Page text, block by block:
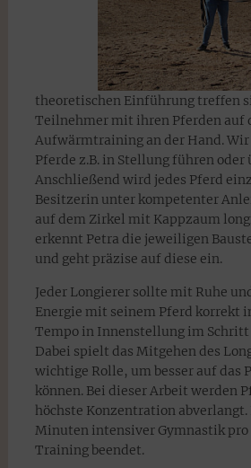
theoretischen Einführung treffen
Teilnehmer mit ihren Pferden auf
Aufwärmtraining an der Hand.
Pferde z.B. in Stellung führen oder
Anschließend wird jedes Pferd
Besitzerin unter kompetenter
auf dem Zirkel mit Kappzaum
erkennt Petra die jeweiligen
und geht präzise auf diese ein.
Jeder Longierer sollte mit Ruhe
Energie mit seinem Pferd korrekt
Tempo in Innenstellung im Schritt
Dabei spielt das Mitgehen des
wichtige Rolle, um besser auf das
können. Bei dieser Arbeit werden
höchste Konzentration abverlangt.
Minuten intensiver Gymnastik pro
Training beendet.